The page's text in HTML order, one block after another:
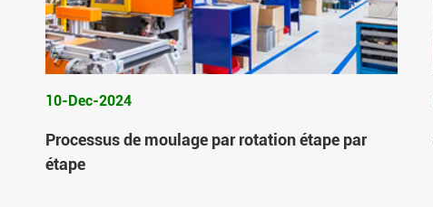
10-Dec-2024
Processus de moulage par rotation étape par
étape